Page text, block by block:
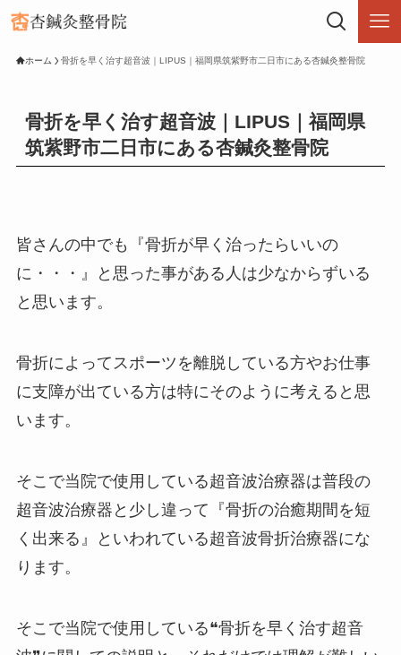
ホーム 骨折を早く治す超音波｜LIPUS｜福岡県筑紫野市二日市にある杏鍼灸整骨院
骨折を早く治す超音波｜LIPUS｜福岡県
筑紫野市二日市にある杏鍼灸整骨院
皆さんの中でも『骨折が早く治ったらいいの
に・・・』と思った事がある人は少なからずいる
と思います。
骨折によってスポーツを離脱している方やお仕事
に支障が出ている方は特にそのように考えると思
います。
そこで当院で使用している超音波治療器は普段の
超音波治療器と少し違って『骨折の治癒期間を短
く出来る』といわれている超音波骨折治療器にな
ります。
そこで当院で使用している❝骨折を早く治す超音